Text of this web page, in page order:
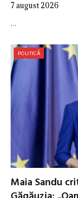
7 august 2026
…
POLITICĂ
Maia Sandu